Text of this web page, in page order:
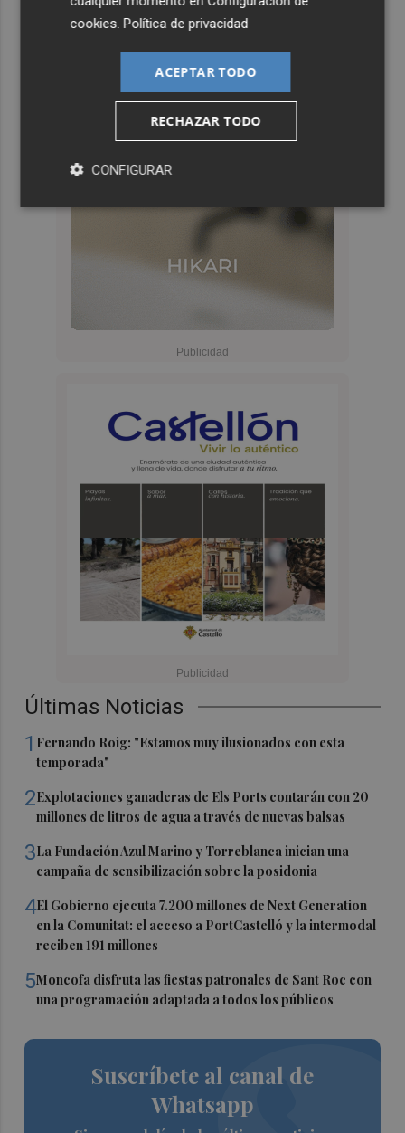
Últimas Noticias
1 Fernando Roig: "Estamos muy ilusionados con esta
temporada"
2Explotaciones ganaderas de Els Ports contarán con 20
millones de litros de agua a través de nuevas balsas
3La Fundación Azul Marino y Torreblanca inician una
campaña de sensibilización sobre la posidonia
4El Gobierno ejecuta 7.200 millones de Next Generation
en la Comunitat: el acceso a PortCastelló y la intermodal
reciben 191 millones
5Moncofa disfruta las fiestas patronales de Sant Roc con
una programación adaptada a todos los públicos
Suscríbete al canal de
Whatsapp
cookies .Política de privacidad
ACEPTAR TODO
RECHAZAR TODO
CONFIGURAR